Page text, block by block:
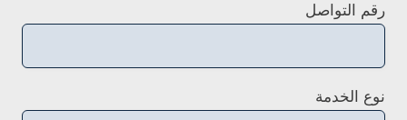
رقم التواصل
نوع الخدمة